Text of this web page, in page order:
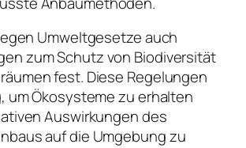
Umweltgesetze auch
zum Schutz von Biodiversität
fest. Diese Regelungen
um Ökosysteme zu erhalten
Auswirkungen des
auf die Umgebung zu